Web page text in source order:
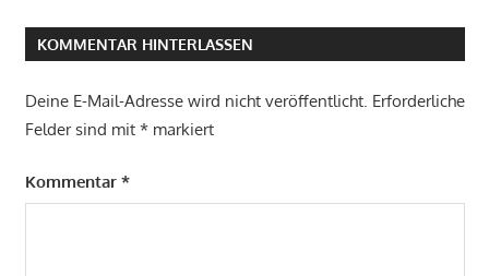
KOMMENTAR HINTERLASSEN
Deine E-Mail-Adresse wird nicht veröffentlicht. Erforderliche
Felder sind mit *markiert
Kommentar *